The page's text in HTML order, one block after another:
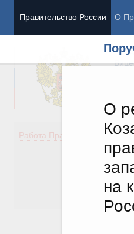
Правительство России О
О
на
Работа Правительства